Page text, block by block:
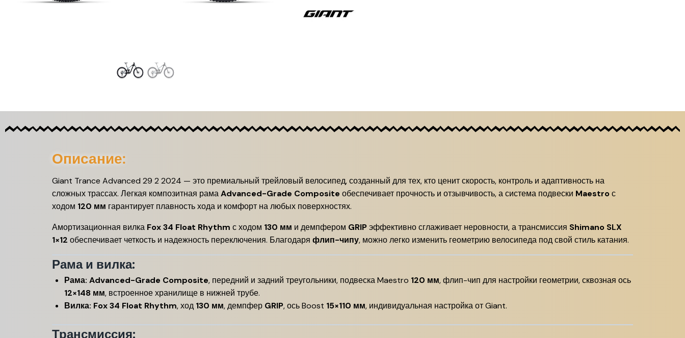
Описание:
Giant Trance Advanced 29 2 2024 — это премиальный трейловый велосипед, созданный для тех, кто ценит скорость, контроль и адаптивность на
сложных трассах. Легкая композитная рамаAdvanced-Grade Composite обеспечивает прочность и отзывчивость, а система подвески Maestroс
ходом 120 мм гарантирует плавность хода и комфорт на любых поверхностях.
Амортизационная вилка Fox 34 Float Rhythm с ходом 130 мм и демпфером GRIPэффективно сглаживает неровности, а трансмиссия Shimano SLX
1×12 обеспечивает четкость и надежность переключения. Благодаря флип-чипу, можно легко изменить геометрию велосипеда под свой стиль катания.
Рама и вилка:
Рама: Advanced-Grade Composite, передний и задний треугольники, подвеска Maestro 120 мм, флип-чип для настройки геометрии, сквозная ось
12×148 мм, встроенное хранилище в нижней трубе.
Вилка: Fox 34 Float Rhythm, ход 130 мм, демпфер GRIP, ось Boost 15×110 мм, индивидуальная настройка от Giant.
Трансмиссия: